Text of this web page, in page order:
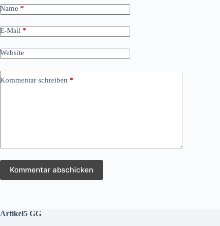
Name *
E-Mail *
Website
Kommentar schreiben *
Kommentar abschicken
Artikel5 GG